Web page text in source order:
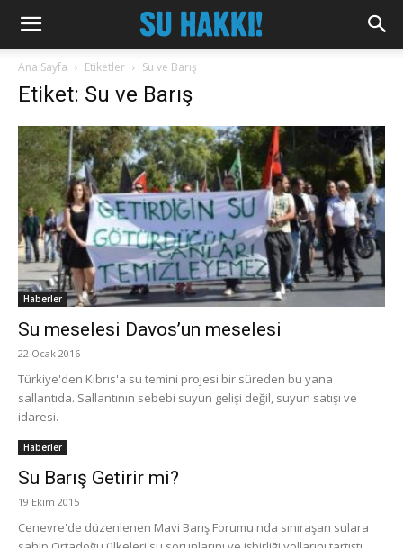
Ana Sayfa Etiketler Su ve Barış
Etiket: Su ve Barış
Haberler
Su meselesi Davos’un meselesi
22 Ocak 2016
Türkiye'den Kıbrıs'a su temini projesi bir süreden bu yana
sallantıda. Sallantının sebebi suyun gelişi değil, suyun satışı ve
idaresi.
Haberler
Su Barış Getirir mi?
19 Ekim 2015
Cenevre'de düzenlenen Mavi Barış Forumu'nda sınıraşan sulara